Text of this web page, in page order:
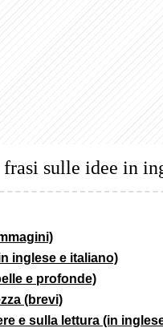
sulle idee in
inglese e italiano)
e profonde)
(brevi)
e sulla lettura (in